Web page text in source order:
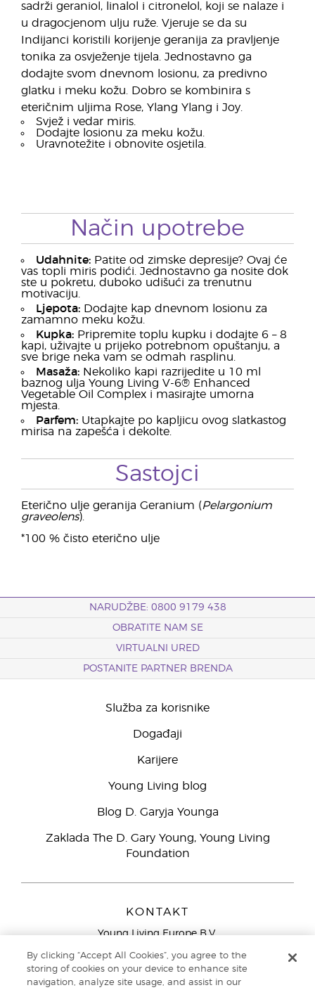
sadrži geraniol, linalol i citronelol, koji se nalaze i
u dragocjenom ulju ruže. Vjeruje se da su
Indijanci koristili korijenje geranija za pravljenje
tonika za osvježenje tijela. Jednostavno ga
dodajte svom dnevnom losionu, za predivno
glatku i meku kožu. Dobro se kombinira s
eteričnim uljima Rose, Ylang Ylang i Joy.
Svjež i vedar miris.
Dodajte losionu za meku kožu.
Uravnotežite i obnovite osjetila.
Način upotrebe
Udahnite: Patite od zimske depresije? Ovaj će
vas topli miris podići. Jednostavno ga nosite dok
ste u pokretu, duboko udišući za trenutnu
motivaciju.
Ljepota: Dodajte kap dnevnom losionu za
zamamno meku kožu.
Kupka: Pripremite toplu kupku i dodajte 6 – 8
kapi, uživajte u prijeko potrebnom opuštanju, a
sve brige neka vam se odmah rasplinu.
Masaža: Nekoliko kapi razrijedite u 10 ml
baznog ulja Young Living V-6® Enhanced
Vegetable Oil Complex i masirajte umorna
mjesta.
Parfem: Utapkajte po kapljicu ovog slatkastog
mirisa na zapešća i dekolte.
Sastojci
Eterično ulje geranija Geranium (Pelargonium
graveolens).
*100 % čisto eterično ulje
NARUDŽBE: 0800 9179 438
OBRATITE NAM SE
VIRTUALNI URED
POSTANITE PARTNER BRENDA
Služba za korisnike
Događaji
Karijere
Young Living blog
Blog D. Garyja Younga
Zaklada The D. Gary Young, Young Living
Foundation
KONTAKT
Young Living Europe B.V.
9727 AJ Groningen
By clicking “Accept All Cookies”, you agree to the
storing of cookies on your device to enhance site
navigation, analyze site usage, and assist in our